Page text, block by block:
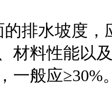
的排水坡度
材料性能以
一般应≥30%